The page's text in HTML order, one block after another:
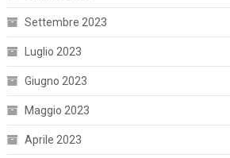
Settembre 2023
Luglio 2023
Giugno 2023
Maggio 2023
Aprile 2023